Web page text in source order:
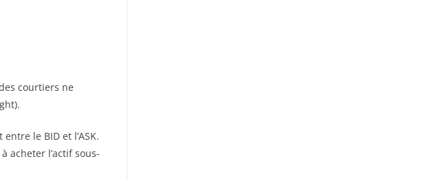
courtiers ne
le BID et l’ASK.
acheter l’actif sous-